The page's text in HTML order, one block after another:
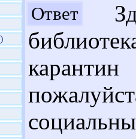
Ответ